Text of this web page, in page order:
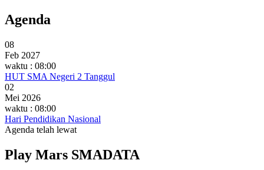
Agenda
08
Feb 2027
waktu : 08:00
HUT SMA Negeri 2 Tanggul
02
Mei 2026
waktu : 08:00
Hari Pendidikan Nasional
Agenda telah lewat
Play Mars SMADATA